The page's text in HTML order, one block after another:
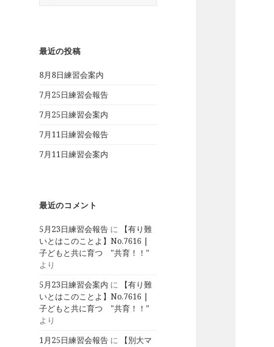
索:
最近の投稿
8月8日練習会案内
7月25日練習会報告
7月25日練習会案内
7月11日練習会報告
7月11日練習会案内
最近のコメント
5月23日練習会報告 に
【有り難
いとはこのことよ】No.7616 |
子どもと共に育つ "共育！！"
より
5月23日練習会案内 に
【有り難
いとはこのことよ】No.7616 |
子どもと共に育つ "共育！！"
より
1月25日練習会報告 に
【別大マ